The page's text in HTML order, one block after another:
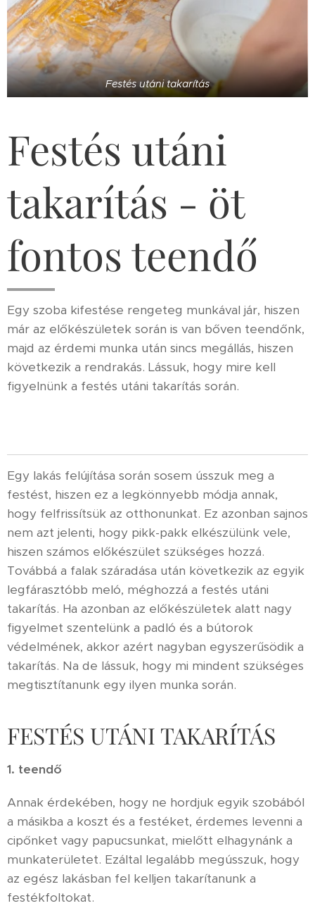
Festés utáni takarítás
Festés utáni
takarítás - öt
fontos teendő
Egy szoba kifestése rengeteg munkával jár, hiszen
már az előkészületek során is van bőven teendőnk,
majd az érdemi munka után sincs megállás, hiszen
következik a rendrakás. Lássuk, hogy mire kell
figyelnünk a festés utáni takarítás során.
Egy lakás felújítása során sosem ússzuk meg a
festést, hiszen ez a legkönnyebb módja annak,
hogy felfrissítsük az otthonunkat. Ez azonban sajnos
nem azt jelenti, hogy pikk-pakk elkészülünk vele,
hiszen számos előkészület szükséges hozzá.
Továbbá a falak száradása után következik az egyik
legfárasztóbb meló, méghozzá a festés utáni
takarítás. Ha azonban az előkészületek alatt nagy
figyelmet szentelünk a padló és a bútorok
védelmének, akkor azért nagyban egyszerűsödik a
takarítás. Na de lássuk, hogy mi mindent szükséges
megtisztítanunk egy ilyen munka során.
FESTÉS UTÁNI TAKARÍTÁS
1. teendő
Annak érdekében, hogy ne hordjuk egyik szobából
a másikba a koszt és a festéket, érdemes levenni a
cipőnket vagy papucsunkat, mielőtt elhagynánk a
munkaterületet. Ezáltal legalább megússzuk, hogy
az egész lakásban fel kelljen takarítanunk a
festékfoltokat.